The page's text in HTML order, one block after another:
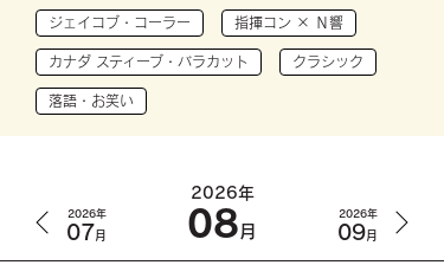
ジェイコブ・コーラー 指揮コン × Ｎ響
カナダ スティーブ・バラカット クラシック
落語・お笑い
2026年
07月
2026年
08月
2026年
09月